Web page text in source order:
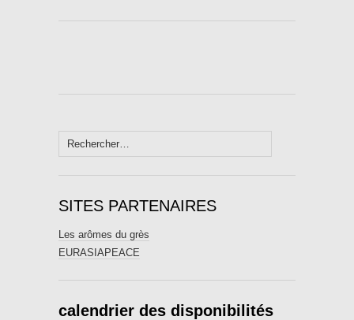
Rechercher :
SITES PARTENAIRES
Les arômes du grès
EURASIAPEACE
calendrier des disponibilités